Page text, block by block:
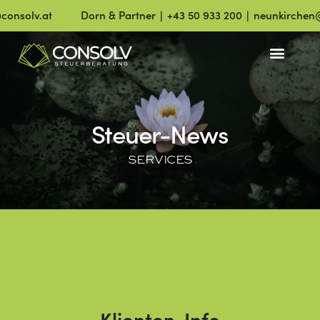
Dorn & Partner ∣ +43 50 933 200 ∣
Steuer-News
SERVICES